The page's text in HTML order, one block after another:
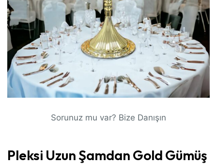
Sorunuz mu var? Bize Danışın
Pleksi Uzun Şamdan Gold Gümüş